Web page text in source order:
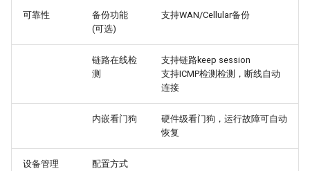
可靠性
备份功能
(可选)
支持WAN/Cellular备份
链路在线检
测
支持链路keep session
支持ICMP检测检测，断线自动
连接
内嵌看门狗
硬件级看门狗，运行故障可自动
恢复
设备管理
配置方式